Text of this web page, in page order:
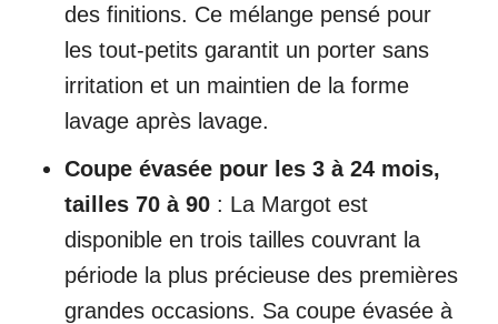
des finitions. Ce mélange pensé pour
les tout-petits garantit un porter sans
irritation et un maintien de la forme
lavage après lavage.
Coupe évasée pour les 3 à 24 mois,
tailles 70 à 90 : La Margot est
disponible en trois tailles couvrant la
période la plus précieuse des premières
grandes occasions. Sa coupe évasée à